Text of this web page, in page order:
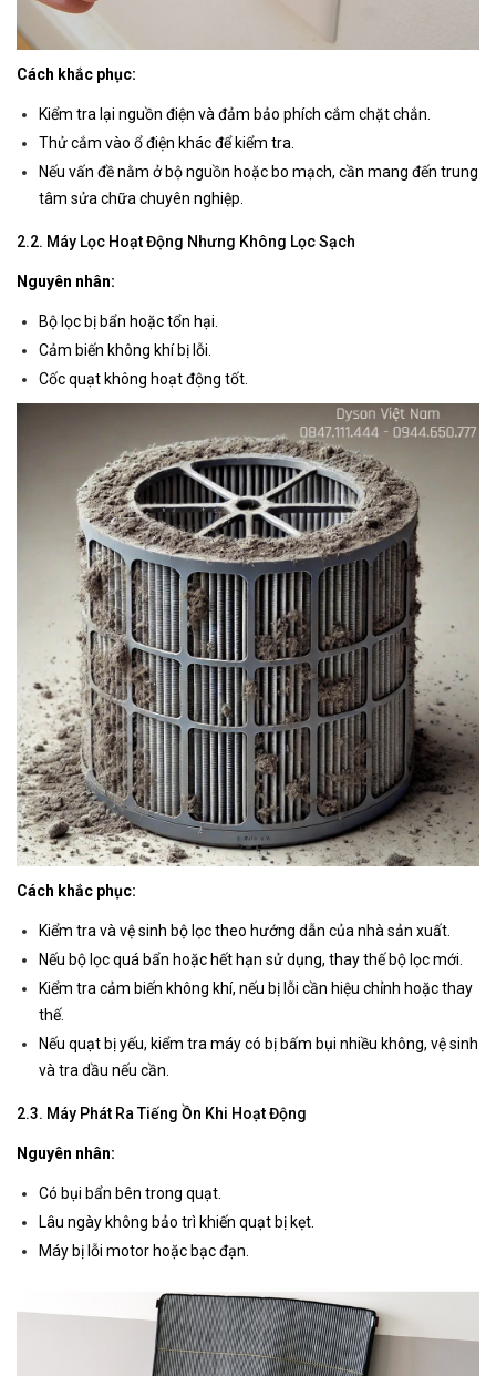
Cách khắc phục:
Kiểm tra lại nguồn điện và đảm bảo phích cắm chặt chắn.
Thử cắm vào ổ điện khác để kiểm tra.
Nếu vấn đề nằm ở bộ nguồn hoặc bo mạch, cần mang đến trung
tâm sửa chữa chuyên nghiệp.
2.2. Máy Lọc Hoạt Động Nhưng Không Lọc Sạch
Nguyên nhân:
Bộ lọc bị bẩn hoặc tổn hại.
Cảm biến không khí bị lỗi.
Cốc quạt không hoạt động tốt.
Cách khắc phục:
Kiểm tra và vệ sinh bộ lọc theo hướng dẫn của nhà sản xuất.
Nếu bộ lọc quá bẩn hoặc hết hạn sử dụng, thay thế bộ lọc mới.
Kiểm tra cảm biến không khí, nếu bị lỗi cần hiệu chỉnh hoặc thay
thế.
Nếu quạt bị yếu, kiểm tra máy có bị bấm bụi nhiều không, vệ sinh
và tra dầu nếu cần.
2.3. Máy Phát Ra Tiếng Ồn Khi Hoạt Động
Nguyên nhân:
Có bụi bẩn bên trong quạt.
Lâu ngày không bảo trì khiến quạt bị kẹt.
Máy bị lỗi motor hoặc bạc đạn.